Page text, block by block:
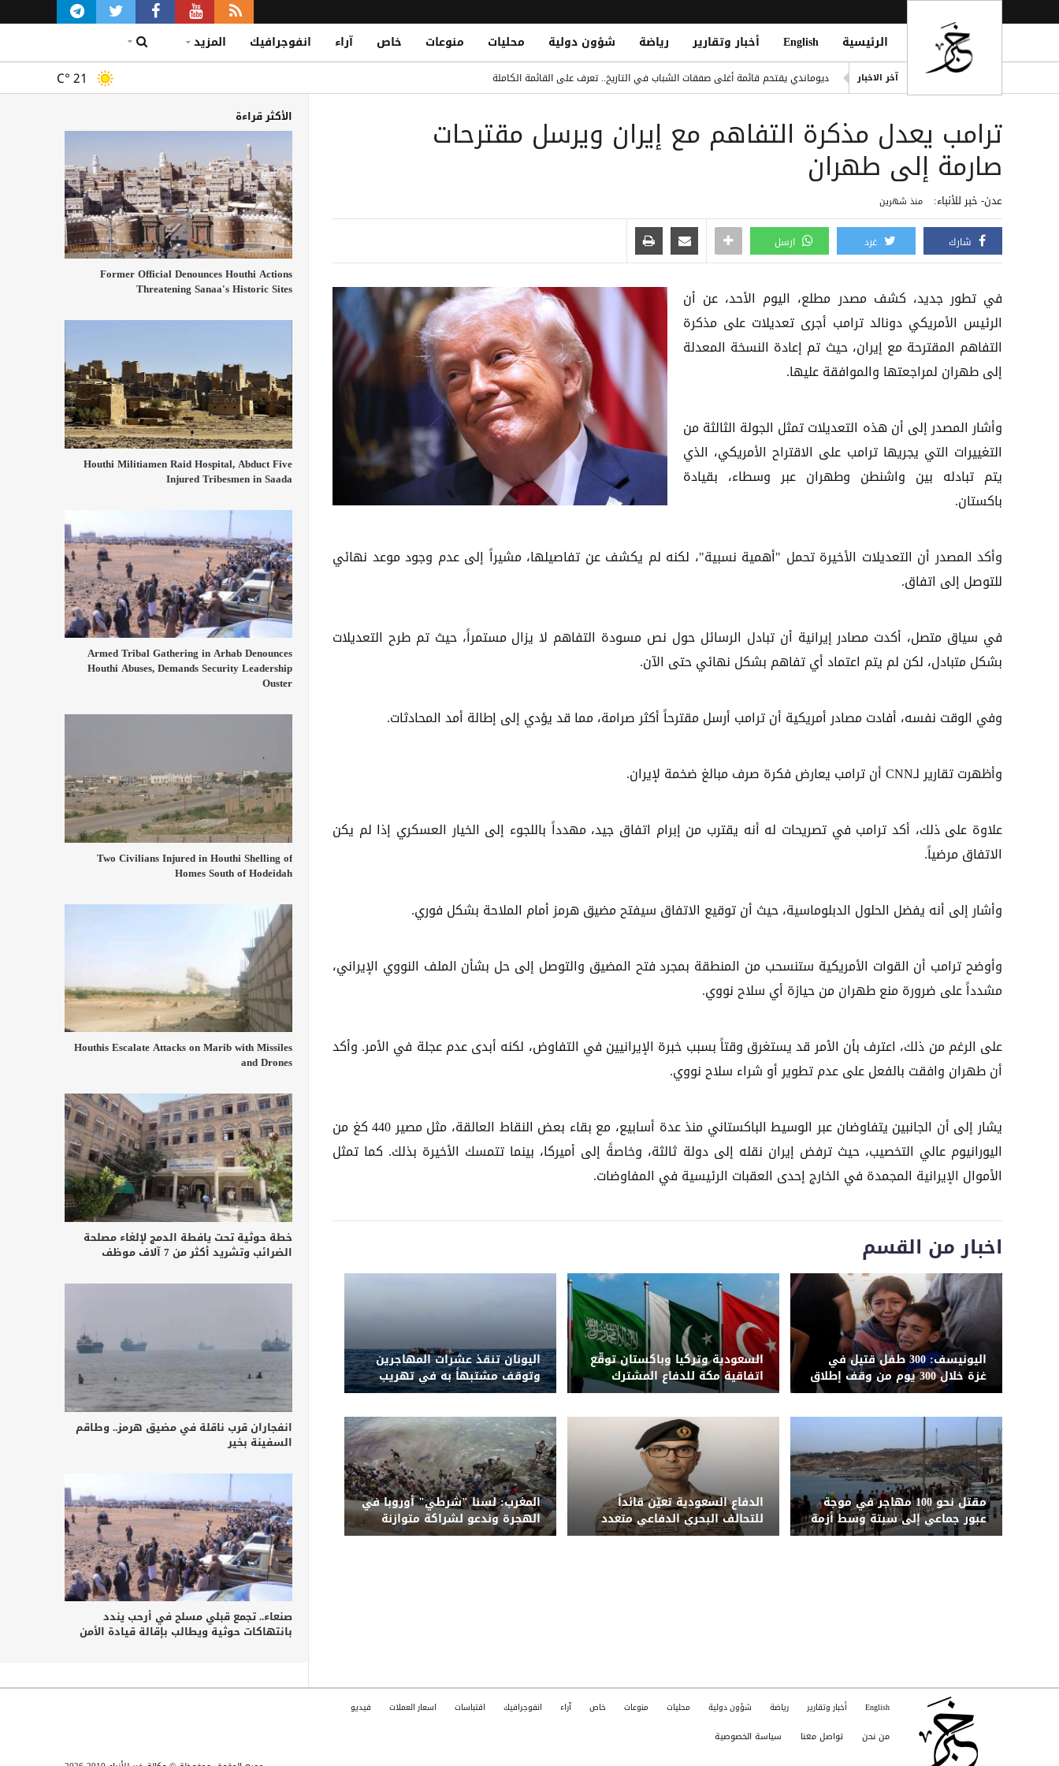
الرئيسية English أخبار وتقارير رياضة شؤون دولية محليات منوعات خاص آراء انفوجرافيك المزيد
آخر الاخبار
ديوماندي يقتحم قائمة أغلى صفقات الشباب في التاريخ.. تعرف على القائمة الكاملة
Cloudflare تطلق Kitesurf: متصفح خفيف للوكلاء الأذكياء
صلاح ضمن الأغنى عالمياً.. ورونالدو يتصدر القائمة بفارق كبير
مقتل يمني طعنًا داخل مسجد في الصومال أثناء أدائه صلاة الجمعة
C° 21
ترامب يعدل مذكرة التفاهم مع إيران ويرسل مقترحات
صارمة إلى طهران
عدن- خبر للأنباء: منذ شهرين
شارك غرد ارسل
في تطور جديد، كشف مصدر مطلع، اليوم الأحد، عن أن
الرئيس الأمريكي دونالد ترامب أجرى تعديلات على مذكرة
التفاهم المقترحة مع إيران، حيث تم إعادة النسخة المعدلة
إلى طهران لمراجعتها والموافقة عليها.
وأشار المصدر إلى أن هذه التعديلات تمثل الجولة الثالثة من
التغييرات التي يجريها ترامب على الاقتراح الأمريكي، الذي
يتم تبادله بين واشنطن وطهران عبر وسطاء، بقيادة
باكستان.
وأكد المصدر أن التعديلات الأخيرة تحمل "أهمية نسبية"، لكنه لم يكشف عن تفاصيلها، مشيراً إلى عدم وجود موعد نهائي
للتوصل إلى اتفاق.
في سياق متصل، أكدت مصادر إيرانية أن تبادل الرسائل حول نص مسودة التفاهم لا يزال مستمراً، حيث تم طرح التعديلات
بشكل متبادل، لكن لم يتم اعتماد أي تفاهم بشكل نهائي حتى الآن.
وفي الوقت نفسه، أفادت مصادر أمريكية أن ترامب أرسل مقترحاً أكثر صرامة، مما قد يؤدي إلى إطالة أمد المحادثات.
وأظهرت تقارير لـCNN أن ترامب يعارض فكرة صرف مبالغ ضخمة لإيران.
علاوة على ذلك، أكد ترامب في تصريحات له أنه يقترب من إبرام اتفاق جيد، مهدداً باللجوء إلى الخيار العسكري إذا لم يكن
الاتفاق مرضياً.
وأشار إلى أنه يفضل الحلول الدبلوماسية، حيث أن توقيع الاتفاق سيفتح مضيق هرمز أمام الملاحة بشكل فوري.
وأوضح ترامب أن القوات الأمريكية ستنسحب من المنطقة بمجرد فتح المضيق والتوصل إلى حل بشأن الملف النووي الإيراني،
مشدداً على ضرورة منع طهران من حيازة أي سلاح نووي.
على الرغم من ذلك، اعترف بأن الأمر قد يستغرق وقتاً بسبب خبرة الإيرانيين في التفاوض، لكنه أبدى عدم عجلة في الأمر. وأكد
أن طهران وافقت بالفعل على عدم تطوير أو شراء سلاح نووي.
يشار إلى أن الجانبين يتفاوضان عبر الوسيط الباكستاني منذ عدة أسابيع، مع بقاء بعض النقاط العالقة، مثل مصير 440 كغ من
اليورانيوم عالي التخصيب، حيث ترفض إيران نقله إلى دولة ثالثة، وخاصةً إلى أميركا، بينما تتمسك الأخيرة بذلك. كما تمثل
الأموال الإيرانية المجمدة في الخارج إحدى العقبات الرئيسية في المفاوضات.
اخبار من القسم
اليونيسف: 300 طفل قتيل في
غزة خلال 300 يوم من وقف إطلاق
النار
السعودية وتركيا وباكستان توقّع
اتفاقية مكة للدفاع المشترك
اليونان تنقذ عشرات المهاجرين
وتوقف مشتبهاً به في تهريب
مقتل نحو 100 مهاجر في موجة
عبور جماعي إلى سبتة وسط أزمة
إنسانية وأمنية
الدفاع السعودية تعيّن قائداً
للتحالف البحري الدفاعي متعدد
الجنسيات
المغرب: لسنا "شرطي" أوروبا في
الهجرة وندعو لشراكة متوازنة
الأكثر قراءة
Former Official Denounces Houthi Actions
Threatening Sanaa's Historic Sites
Houthi Militiamen Raid Hospital, Abduct Five
Injured Tribesmen in Saada
Armed Tribal Gathering in Arhab Denounces
Houthi Abuses, Demands Security Leadership
Ouster
Two Civilians Injured in Houthi Shelling of
Homes South of Hodeidah
Houthis Escalate Attacks on Marib with Missiles
and Drones
خطة حوثية تحت يافطة الدمج لإلغاء مصلحة
الضرائب وتشريد أكثر من 7 آلاف موظف
انفجاران قرب ناقلة في مضيق هرمز.. وطاقم
السفينة بخير
صنعاء.. تجمع قبلي مسلح في أرحب يندد
بانتهاكات حوثية ويطالب بإقالة قيادة الأمن
English أخبار وتقارير رياضة شؤون دولية محليات منوعات خاص آراء انفوجرافيك اقتباسات اسعار العملات فيديو
من نحن تواصل معنا
سياسة الخصوصية